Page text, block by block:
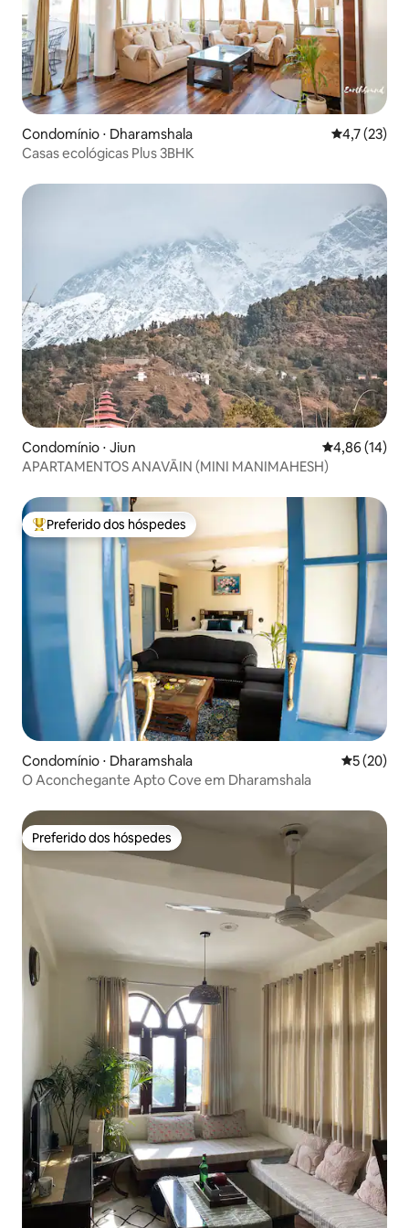
Condomínio ⋅ Dharamshala 4,7 de uma
4,7 (23)
Casas ecológicas Plus 3BHK
Condomínio ⋅ Jiun 4,86 de uma
4,86 (14)
APARTAMENTOS ANAVĀIN (MINI MANIMAHESH)
Entre os melhores preferidos dos hóspedes
Preferido dos hóspedes
Condomínio ⋅ Dharamshala 5 de uma
5 (20)
O Aconchegante Apto Cove em Dharamshala
Preferido dos hóspedes
Preferido dos hóspedes